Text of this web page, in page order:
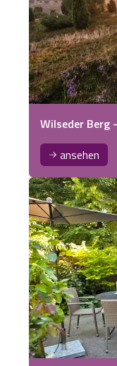
Wilseder Berg
ansehen